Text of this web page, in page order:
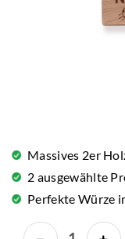
Massives 2er
2 ausgewählte
Perfekte Würze